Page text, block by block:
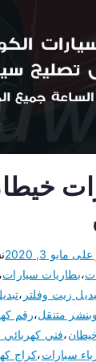
على مايو 3, 2020
،بطاريات سيارات،
زيت وفلتر ،
متنقل،رقم
،فني
سيارات،كراج